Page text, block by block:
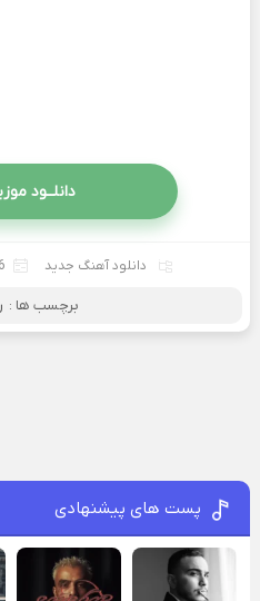
دانلــود
دانلود آهنگ جدید 6 آگوست 2025
برچسب ها :
پست های پیشنهادی